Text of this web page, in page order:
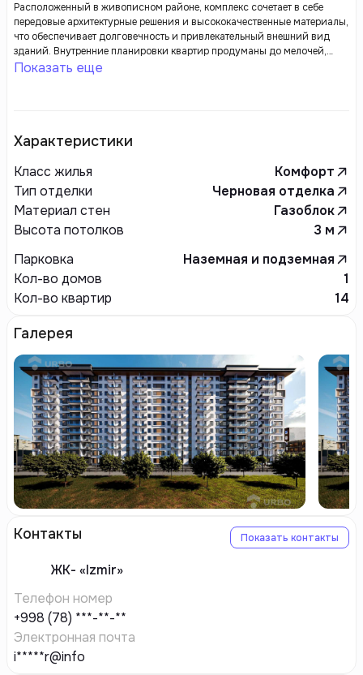
Расположенный в живописном районе, комплекс сочетает в себе
передовые архитектурные решения и высококачественные материалы,
что обеспечивает долговечность и привлекательный внешний вид
зданий. Внутренние планировки квартир продуманы до мелочей,
чтобы максимально удовлетворить потребности жильцов, предлагая
Показать еще
Характеристики
Класс жилья
Комфорт
Тип отделки
Черновая отделка
Материал стен
Газоблок
Высота потолков
3 м
Парковка
Наземная и подземная
Кол-во домов
1
Кол-во квартир
14
Галерея
Контакты Показать контакты
ЖК- «Izmir»
Телефон номер
+998 (78) ***-**-**
Электронная почта
i*****r@info